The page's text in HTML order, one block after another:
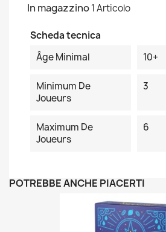
In magazzino1 Articolo
Scheda tecnica
Âge Minimal
10+
Minimum De
Joueurs
3
Maximum De
Joueurs
6
POTREBBE ANCHE PIACERTI